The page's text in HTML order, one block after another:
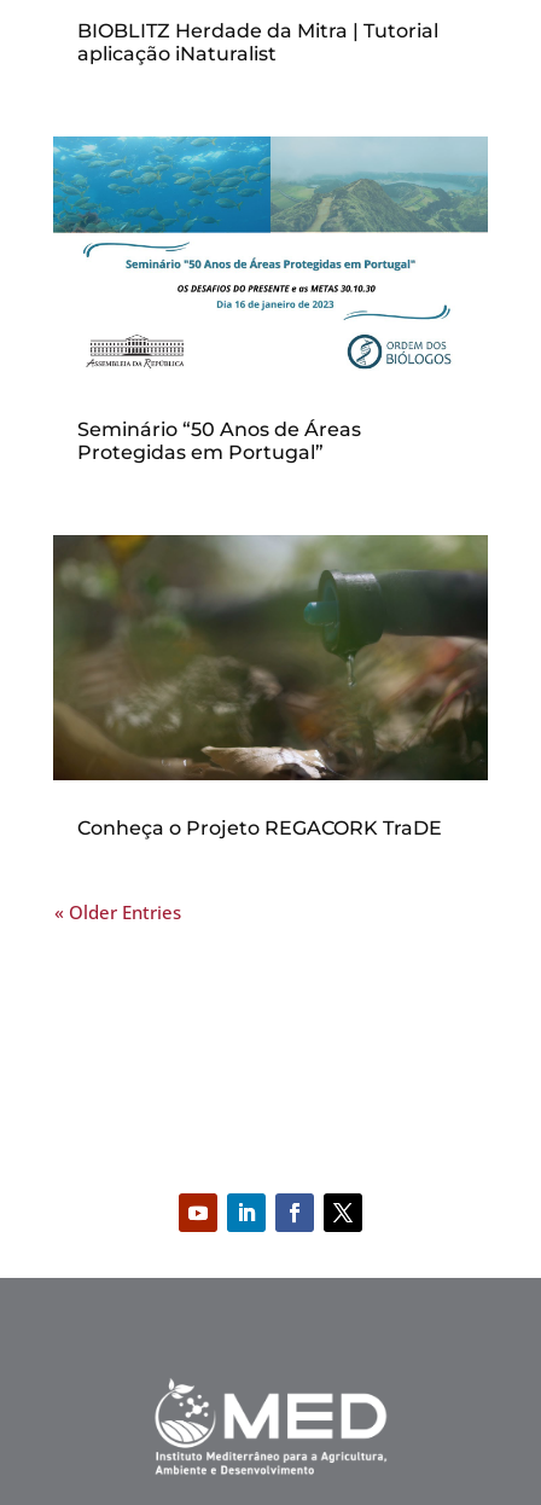
BIOBLITZ Herdade da Mitra | Tutorial
aplicação iNaturalist
Seminário “50 Anos de Áreas
Protegidas em Portugal”
Conheça o Projeto REGACORK TraDE
« Older Entries